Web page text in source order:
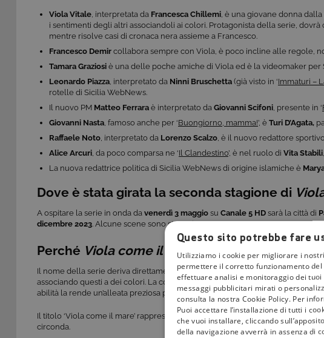
Viola Vitale, interpretata da Francesca Chillemi, è una giovane donna
i sentimenti degli altri associandoli ai colori. Protagonista della serie,
mentre risolve casi di cronaca nera assieme a Francesco.
Francesco Demir collabora sempre con Viola, è poco incline alle regole,
Tamara Graziosi è una delle poche amiche di Viola ed è la videomaker per
Leonardo Piazza, interpretato da Ninni Bruschetta (già visto in ‘Immaturi –
rotelle di Sicilia WebNews.
Il nuovo PM Matteo Ferrara è interpretato da Giovanni Scifoni, presente in ‘
Giovanni Nasta, famoso anche per ‘Buongiorno, mamma!’, è Turi D’Agata,
Raffaele Noto, interpretato da Lorenzo Scalzo, è il nuovo redattore
Alice Arcuri, da poco comparsa ne ‘Il Clandestino’, è nel ruolo di Vita Stabili
La nuova redattrice politica di Sicilia WebNews di origine islamiche è
Dove è stata girata la seconda stagione di
A ospitare la serie in onda da venerdì 3 maggio su Canale 5 HD sarà la città di
dicembre 2023. Alcune scene sono state girate aRoma.
Perché Viola come il Maresi chiama così
Il nome della serie deriva direttamente dallasinestesia , disturbo che la
associando questi a dei colori. La condizione è un’esperienza sensoriale e
abilità la rende un’alleata preziosa per Demir, l’ispettore con cui collabora
Il titolo ‘Viola come il mare’ rappresenta quindi proprio questa caratteristica
circonda.
Questo sito potrebbe fare
Utilizziamo i cookie per migliorare i
permettere il corretto funzionamento
effettuare analisi e monitoraggio dei
messaggi pubblicitari mirati o
consulta la nostra Cookie Policy. Per
Puoi accettare l’installazione di tutti i
che vuoi installare, cliccando
della navigazione avverrà in assenza di